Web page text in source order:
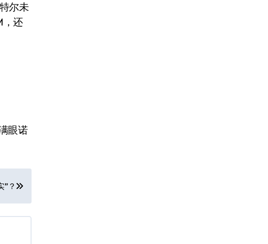
尔未
，还
眼诺
”？